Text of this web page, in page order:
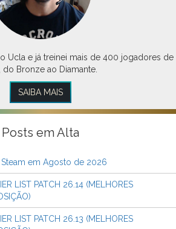
Ucla e já treinei mais de 400 jogadores de
do Bronze ao Diamante.
SAIBA MAIS
Posts em Alta
em Agosto de 2026
LIST PATCH 26.14 (MELHORES
LIST PATCH 26.13 (MELHORES